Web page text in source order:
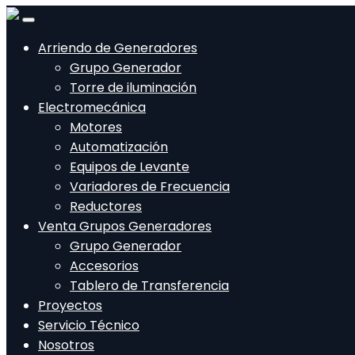
Arriendo de Generadores
Grupo Generador
Torre de iluminación
Electromecánica
Motores
Automatización
Equipos de Levante
Variadores de Frecuencia
Reductores
Venta Grupos Generadores
Grupo Generador
Accesorios
Tablero de Transferencia
Proyectos
Servicio Técnico
Nosotros